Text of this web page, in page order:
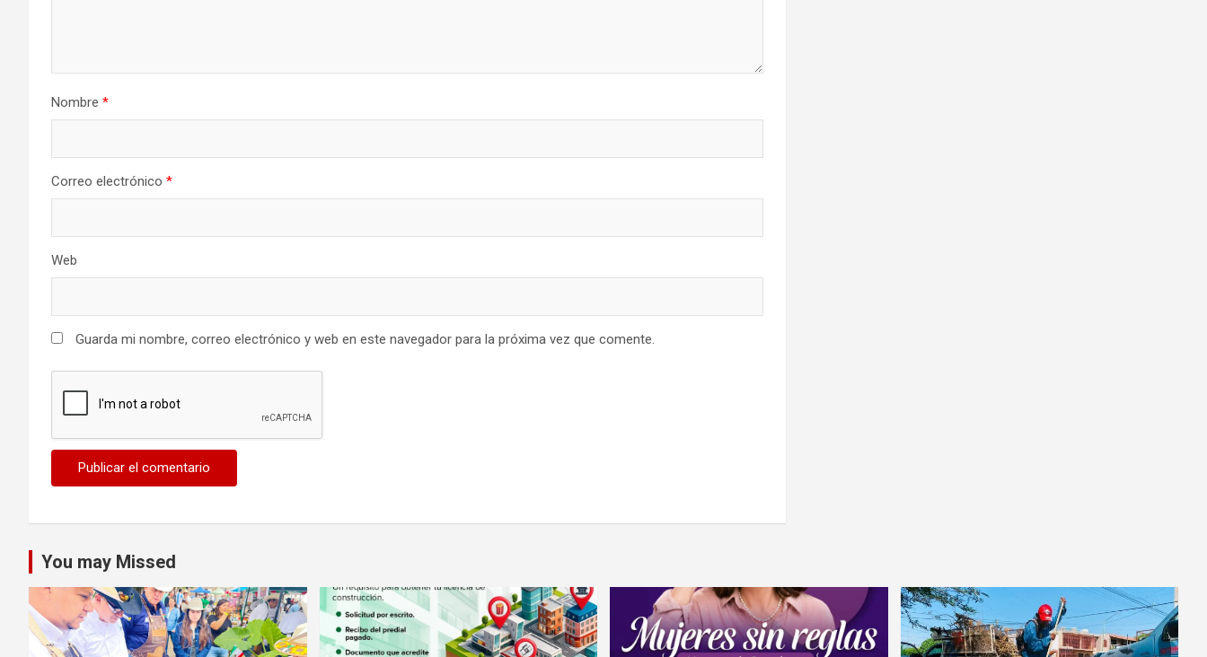
Nombre *
Correo electrónico *
Web
Guarda mi nombre, correo electrónico y web en este navegador para la próxima vez que comente.
You may Missed